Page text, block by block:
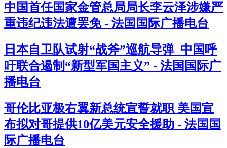
中国首任国家金管总局局长李云泽涉嫌严
重违纪违法遭罢免 - 法国国际广播电台
日本自卫队试射“战斧”巡航导弹 中国呼
吁联合遏制“新型军国主义” - 法国国际广
播电台
哥伦比亚极右翼新总统宣誓就职 美国宣
布拟对哥提供10亿美元安全援助 - 法国国
际广播电台